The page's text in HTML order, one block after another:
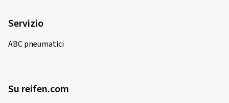
Servizio
ABC pneumatici
Su reifen.com